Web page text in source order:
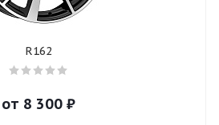
R162
от 8 300 ₽